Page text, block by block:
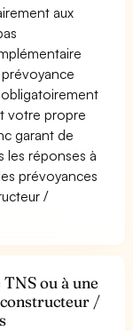
aux
prévoyance
votre propre
garant de
les réponses à
prévoyances
/
ou à une
/